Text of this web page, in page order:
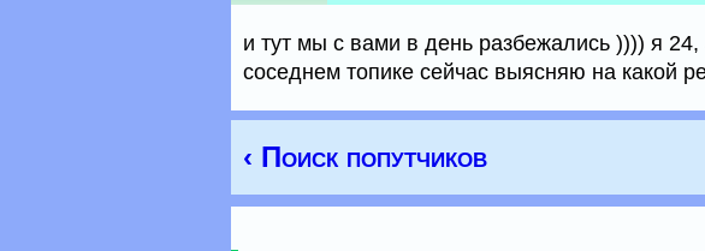
и тут мы с вами в день разбежались )))) я 24,
соседнем топике сейчас выясняю на какой
‹ Поиск попутчиков